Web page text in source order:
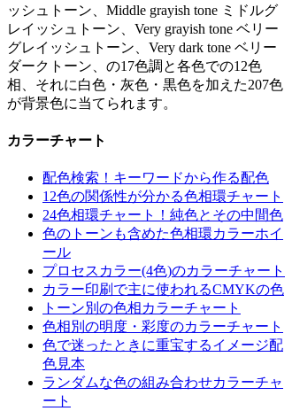
ッシュトーン、Middle grayish tone ミドルグ
レイッシュトーン、Very grayish tone ベリー
グレイッシュトーン、Very dark tone ベリー
ダークトーン、の17色調と各色での12色
相、それに白色・灰色・黒色を加えた207色
が背景色に当てられます。
カラーチャート
配色検索！キーワードから作る配色
12色の関係性が分かる色相環チャート
24色相環チャート！純色とその中間色
色のトーンも含めた色相環カラーホイ
ール
プロセスカラー(4色)のカラーチャート
カラー印刷で主に使われるCMYKの色
トーン別の色相カラーチャート
色相別の明度・彩度のカラーチャート
色で迷ったときに重宝するイメージ配
色見本
ランダムな色の組み合わせカラーチャ
ート